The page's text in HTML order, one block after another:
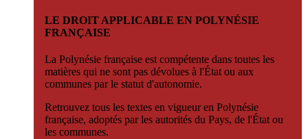
LE DROIT APPLICABLE EN POLYNÉSIE
FRANÇAISE
La Polynésie française est compétente dans toutes les
matières qui ne sont pas dévolues à l'État ou aux
communes par le statut d'autonomie.
Retrouvez tous les textes en vigueur en Polynésie
française, adoptés par les autorités du Pays, de l'État ou
les communes.